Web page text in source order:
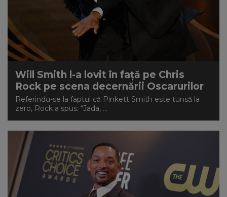
Will Smith l-a lovit în față pe Chris
Rock pe scena decernării Oscarurilor
Referindu-se la faptul că Pinkett Smith este tunsă la
zero, Rock a spus: “Jada, ...